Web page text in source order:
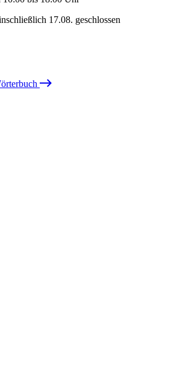
17.08. geschlossen